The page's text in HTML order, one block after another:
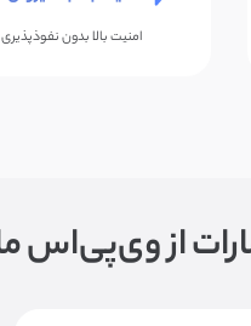
امنیت بالا بدون نفوذپذیری